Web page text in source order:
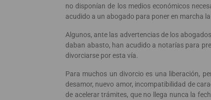
no disponían de los medios económicos
acudido a un abogado para poner en marcha
Algunos, ante las advertencias de los
daban abasto, han acudido a notarías para
divorciarse por esta vía.
Para muchos un divorcio es una liberación,
desamor, nuevo amor, incompatibilidad de
de acelerar trámites, que no llega nunca la